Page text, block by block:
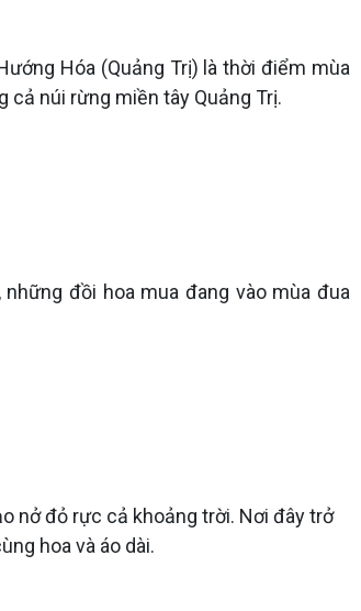
Hóa (Quảng Trị) là thời điểm mùa
cả núi rừng miền tây Quảng Trị.
đồi hoa mua đang vào mùa đua
nở đỏ rực cả khoảng trời. Nơi đây trở
hoa và áo dài.